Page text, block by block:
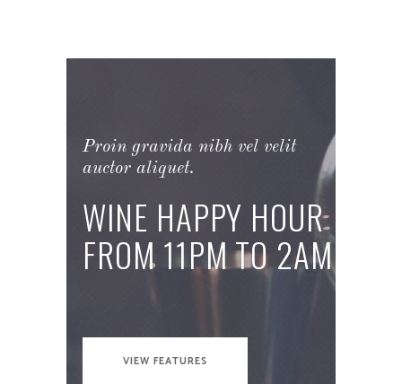
Proin gravida nibh vel velit
auctor aliquet.
WINE HAPPY HOUR
FROM11PMTO 2AM
VIEW FEATURES